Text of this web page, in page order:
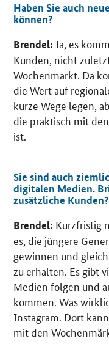
Haben Sie auch
können?
Brendel: Ja, es
Kunden, nicht
Wochenmarkt. Da
die Wert auf
kurze Wege legen,
die praktisch mit
ist.
Sie sind auch
digitalen Medien.
zusätzliche Kunden?
Brendel: Kurzfristig
es, die jüngere
gewinnen und
zu erhalten. Es gibt
Medien folgen und
kommen. Was
Instagram. Dort
mit den